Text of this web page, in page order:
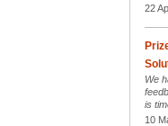
22
We
is
10